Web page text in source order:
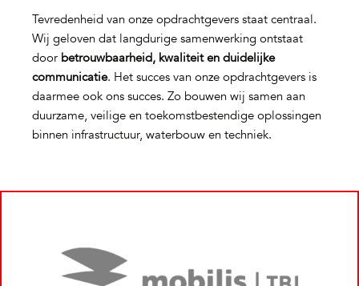
Tevredenheid van onze opdrachtgevers staat centraal.
Wij geloven dat langdurige samenwerking ontstaat
door betrouwbaarheid, kwaliteit en duidelijke
communicatie. Het succes van onze opdrachtgevers is
daarmee ook ons succes. Zo bouwen wij samen aan
duurzame, veilige en toekomstbestendige oplossingen
binnen infrastructuur, waterbouw en techniek.